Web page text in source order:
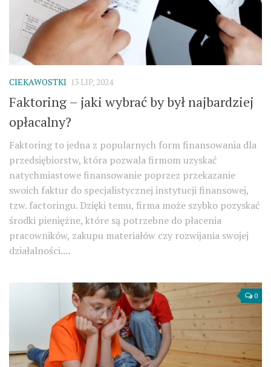
CIEKAWOSTKI 13 LIP, 2024
Faktoring – jaki wybrać by był najbardziej
opłacalny?
Faktoring to jedna z popularnych form finansowania dla
przedsiębiorstw, która pozwala firmom uzyskać
natychmiastowe finansowanie poprzez przekazanie
swoich faktur do specjalistycznej instytucji finansowej,
tzw. factoringu. Dzięki temu, firma może szybko pozyskać
środki pieniężne, które są potrzebne do płacenia
pracowników, zakupu materiałów czy rozwijania swojej
działalności....
0